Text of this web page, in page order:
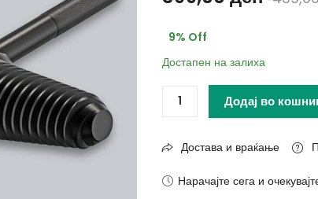
9% Off
Достапен на залиха
Додај во
Достава и враќање
Нарачајте сега и